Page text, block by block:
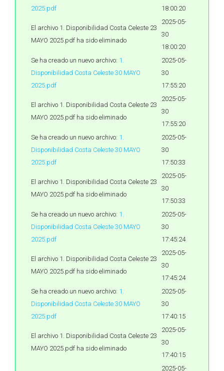
2025.pdf
18:00:20
El archivo 1. Disponibilidad Costa Celeste 23
MAYO 2025.pdf ha sido eliminado
2025-05-
30
18:00:20
Se ha creado un nuevo archivo: 1.
Disponibilidad Costa Celeste 30 MAYO
2025.pdf
2025-05-
30
17:55:20
El archivo 1. Disponibilidad Costa Celeste 23
MAYO 2025.pdf ha sido eliminado
2025-05-
30
17:55:20
Se ha creado un nuevo archivo: 1.
Disponibilidad Costa Celeste 30 MAYO
2025.pdf
2025-05-
30
17:50:33
El archivo 1. Disponibilidad Costa Celeste 23
MAYO 2025.pdf ha sido eliminado
2025-05-
30
17:50:33
Se ha creado un nuevo archivo: 1.
Disponibilidad Costa Celeste 30 MAYO
2025.pdf
2025-05-
30
17:45:24
El archivo 1. Disponibilidad Costa Celeste 23
MAYO 2025.pdf ha sido eliminado
2025-05-
30
17:45:24
Se ha creado un nuevo archivo: 1.
Disponibilidad Costa Celeste 30 MAYO
2025.pdf
2025-05-
30
17:40:15
El archivo 1. Disponibilidad Costa Celeste 23
MAYO 2025.pdf ha sido eliminado
2025-05-
30
17:40:15
2025-05-